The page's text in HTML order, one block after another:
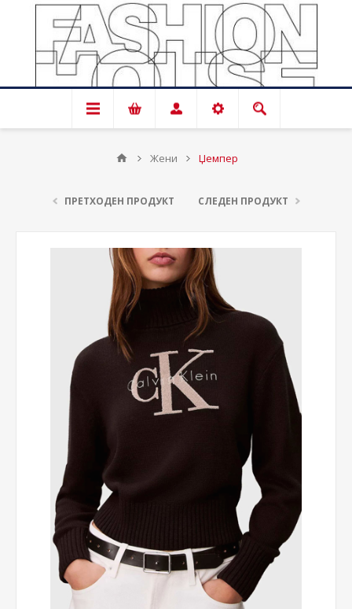
Жени Џемпер
ПРЕТХОДЕН ПРОДУКТ СЛЕДЕН ПРОДУКТ